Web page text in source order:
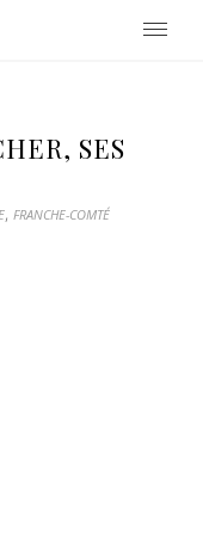
SES
, FRANCHE-COMTÉ